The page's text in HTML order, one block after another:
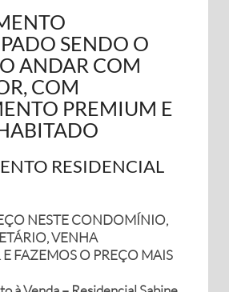
SENDO O
ANDAR COM
COM
PREMIUM E
RESIDENCIAL
NESTE CONDOMÍNIO,
VENHA
FAZEMOS O PREÇO MAIS